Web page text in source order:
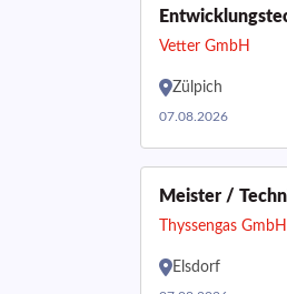
Vetter GmbH
Zülpich
07.08.2026
Meister /
Thyssengas GmbH
Elsdorf